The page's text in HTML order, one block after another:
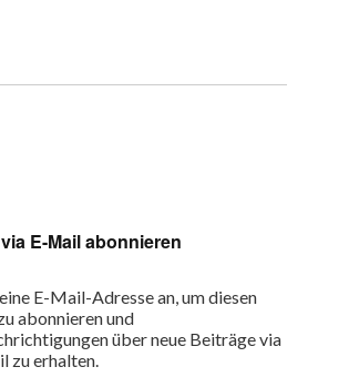
E-Mail abonnieren
E-Mail-Adresse an, um diesen
abonnieren und
über neue Beiträge via
zu erhalten.